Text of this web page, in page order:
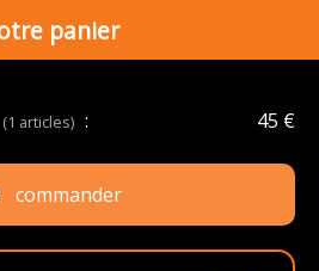
panier
(1 articles) : 45 €
commander